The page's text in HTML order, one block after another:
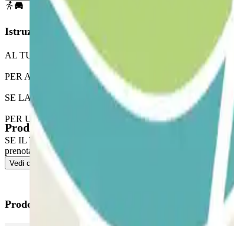
Istruzioni
AL TUO ARRIVO: Accedi al parcheggio.
PER APRIRE LA BARRIERA: Fermatevi davanti alla
SE LA BARRIERA NON SI APRE: Prova a utilizzare il QR
PER USCIRE: Fermatevi davanti alla barriera. Il lettore di
SE IL TUO PASS INCLUDE ENTRATE E USCITE
prenotazione Parclick.
Vedi di più
Prodotti disponibili
Prodotti di Parclick